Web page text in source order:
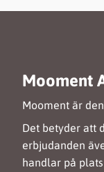
Mooment
Mooment är
Det betyder att
erbjudanden
handlar på